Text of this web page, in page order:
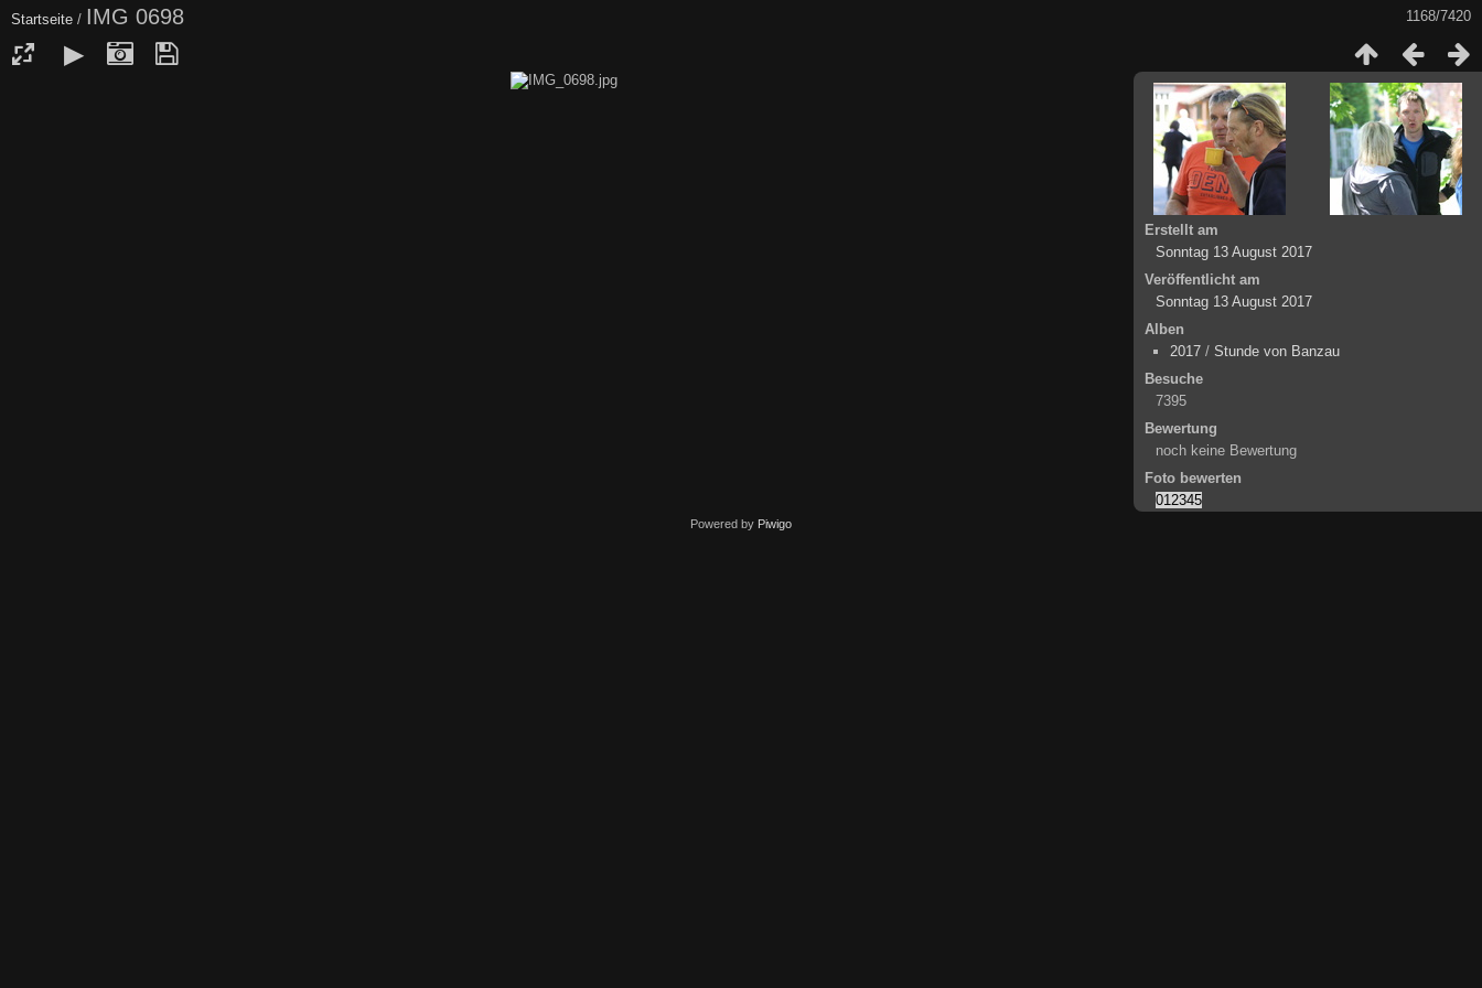
1168/7420
Startseite / IMG 0698
Erstellt am
Sonntag 13 August 2017
Veröffentlicht am
Sonntag 13 August 2017
Alben
2017 /Stunde von Banzau
Besuche
7395
Bewertung
noch keine Bewertung
Foto bewerten
Powered by Piwigo